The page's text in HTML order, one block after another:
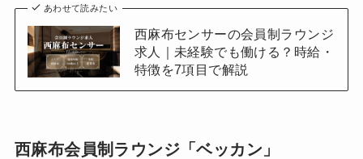
あわせて読みたい
西麻布センサーの会員制ラウンジ
求人｜未経験でも働ける？時給・
特徴を7項目で解説
西麻布会員制ラウンジ「ベッカン」